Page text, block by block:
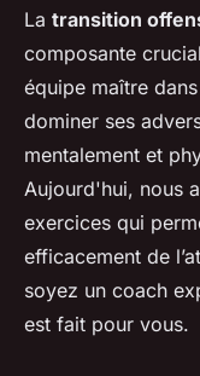
Comment
améliorer
offensive-
Ilyes•12 juillet 2024 •
La transition
composante
équipe maître
dominer ses
mentalement et
Aujourd'hui, nous
exercices qui
efficacement de
soyez un coach
est fait pour vous.